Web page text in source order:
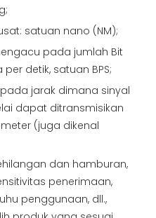
satuan nano (NM);
pada jumlah Bit
detik, satuan BPS;
jarak dimana sinyal
dapat ditransmisikan
(juga dikenal
dan hamburan,
penerimaan,
penggunaan, dll.,